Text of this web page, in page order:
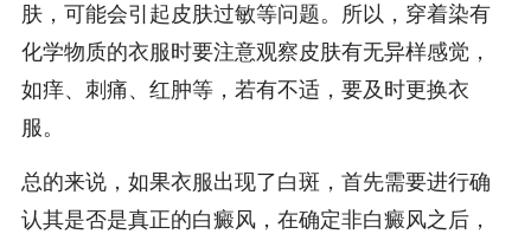
肤，可能会引起皮肤过敏等问题。所以，穿着染有
化学物质的衣服时要注意观察皮肤有无异样感觉，
如痒、刺痛、红肿等，若有不适，要及时更换衣
服。
总的来说，如果衣服出现了白斑，首先需要进行确
认其是否是真正的白癜风，在确定非白癜风之后，